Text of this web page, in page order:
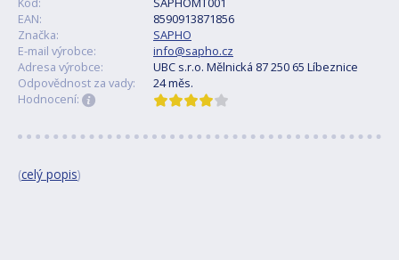
EAN:
8590913871856
Značka:
SAPHO
E-mail výrobce:
info@sapho.cz
Adresa výrobce:
UBC s.r.o. Mělnická 87 250 65 Líbeznice
Odpovědnost za vady:
24 měs.
Hodnocení:
(celý popis)